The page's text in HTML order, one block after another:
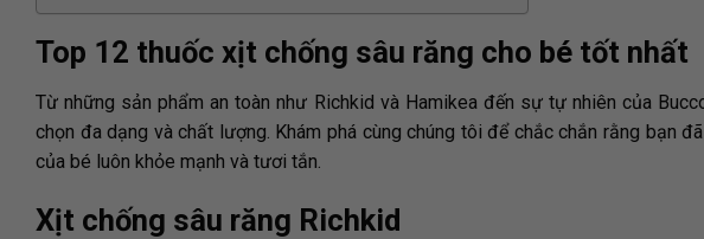
Top 12 thuốc xịt chống sâu răng cho bé tốt nhất
Từ những sản phẩm an toàn như Richkid và Hamikea đến sự tự nhiên của
chọn đa dạng và chất lượng. Khám phá cùng chúng tôi để chắc chắn rằng bạn
của bé luôn khỏe mạnh và tươi tắn.
Xịt chống sâu răng Richkid